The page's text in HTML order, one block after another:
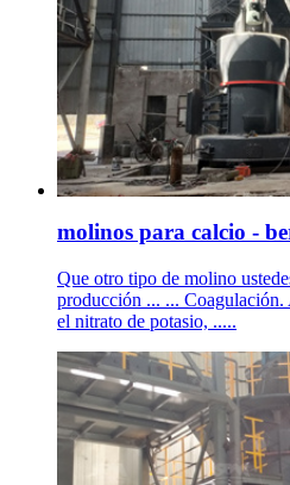
molinos para calcio -
Que otro tipo de molino
producción ... ...
el nitrato de potasio, .....